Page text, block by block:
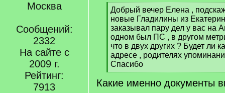
Москва
Сообщений:
2332
На сайте с
2009 г.
Рейтинг:
7913
[
q
]
Добрый вечер Елена ,
новые Гладилины из
заказывал пару дел у вас на
одном был ПС , в другом
что в двух других ? Будет ли
адресе , родителях
Спасибо
[
/
Какие именно документы